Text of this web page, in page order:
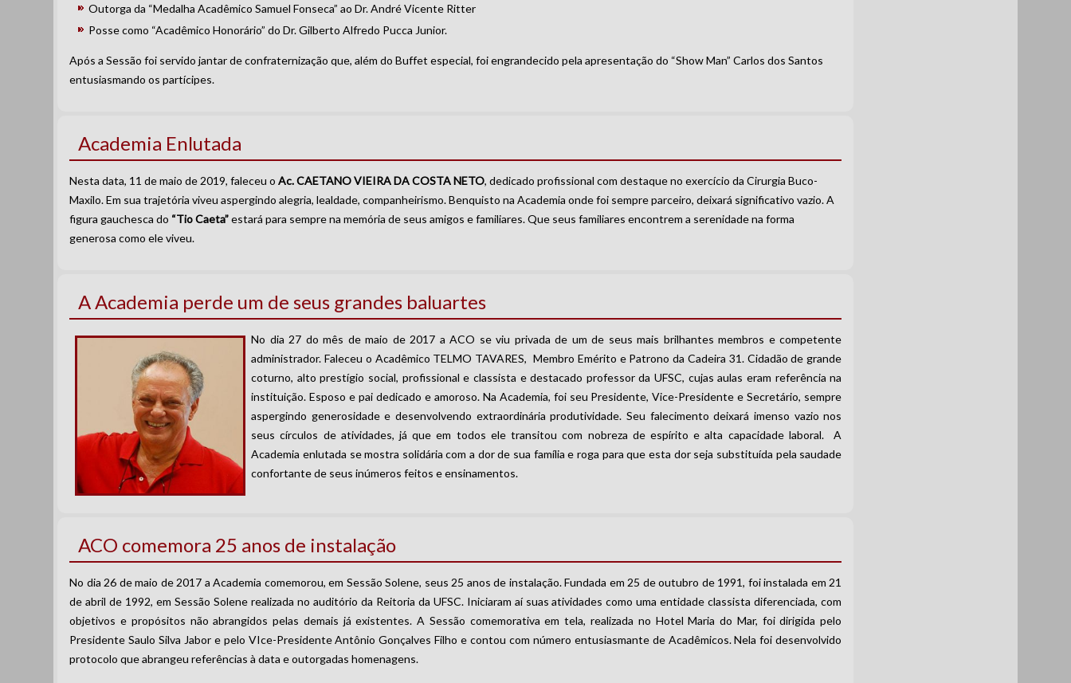
Outorga da “Medalha Acadêmico Samuel Fonseca” ao Dr. André Vicente Ritter
Posse como “Acadêmico Honorário” do Dr. Gilberto Alfredo Pucca Junior.
Após a Sessão foi servido jantar de confraternização que, além do Buffet especial, foi engrandecido pela apresentação do “Show Man” Carlos dos Santos
entusiasmando os partícipes.
Academia Enlutada
Nesta data, 11 de maio de 2019, faleceu oAc. CAETANO VIEIRA DA COSTA NETO, dedicado profissional com destaque no exercício da Cirurgia Buco-
Maxilo. Em sua trajetória viveu aspergindo alegria, lealdade, companheirismo. Benquisto na Academia onde foi sempre parceiro, deixará significativo vazio. A
figura gauchesca do “Tio Caeta”estará para sempre na memória de seus amigos e familiares. Que seus familiares encontrem a serenidade na forma
generosa como ele viveu.
A Academia perde um de seus grandes baluartes
No dia 27 do mês de maio de 2017 a ACO se viu privada de um de seus mais brilhantes membros e competente
administrador. Faleceu o Acadêmico TELMO TAVARES, Membro Emérito e Patrono da Cadeira 31. Cidadão de grande
coturno, alto prestígio social, profissional e classista e destacado professor da UFSC, cujas aulas eram referência na
instituição. Esposo e pai dedicado e amoroso. Na Academia, foi seu Presidente, Vice-Presidente e Secretário, sempre
aspergindo generosidade e desenvolvendo extraordinária produtividade. Seu falecimento deixará imenso vazio nos
seus círculos de atividades, já que em todos ele transitou com nobreza de espírito e alta capacidade laboral. A
Academia enlutada se mostra solidária com a dor de sua família e roga para que esta dor seja substituída pela saudade
confortante de seus inúmeros feitos e ensinamentos.
ACO comemora 25 anos de instalação
No dia 26 de maio de 2017 a Academia comemorou, em Sessão Solene, seus 25 anos de instalação. Fundada em 25 de outubro de 1991, foi instalada em 21
de abril de 1992, em Sessão Solene realizada no auditório da Reitoria da UFSC. Iniciaram aí suas atividades como uma entidade classista diferenciada, com
objetivos e propósitos não abrangidos pelas demais já existentes. A Sessão comemorativa em tela, realizada no Hotel Maria do Mar, foi dirigida pelo
Presidente Saulo Silva Jabor e pelo VIce-Presidente Antônio Gonçalves Filho e contou com número entusiasmante de Acadêmicos. Nela foi desenvolvido
protocolo que abrangeu referências à data e outorgadas homenagens.